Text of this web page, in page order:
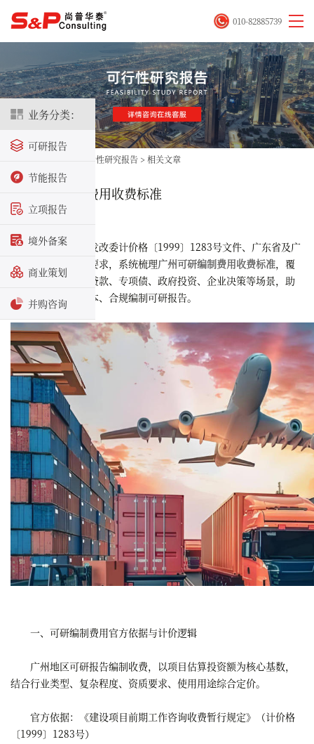
业务分类：
可研报告
节能报告
立项报告
境外备案
商业策划
并购咨询
010-82885739
可行性研究报告 > 相关文章
广州可研编制费用收费标准
2026-02-25
本文依据国家发改委计价格〔1999〕1283号文件、广东省及广
州市工程咨询行业要求，系统梳理广州可研编制费用收费标准 ，覆
盖立项备案、银行贷款、专项债、政府投资、企业决策等场景，助
力企业快速核算成本、合规编制可研报告。
一、可研编制费用官方依据与计价逻辑
广州地区可研报告编制收费，以项目估算投资额为核心基数，
结合行业类型、复杂程度、资质要求、使用用途综合定价。
官方依据：《建设项目前期工作咨询收费暂行规定》（计价格
〔1999〕1283号）